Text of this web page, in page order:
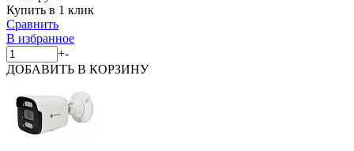
Купить в 1 клик
Сравнить
В избранное
+-
ДОБАВИТЬ В КОРЗИНУ